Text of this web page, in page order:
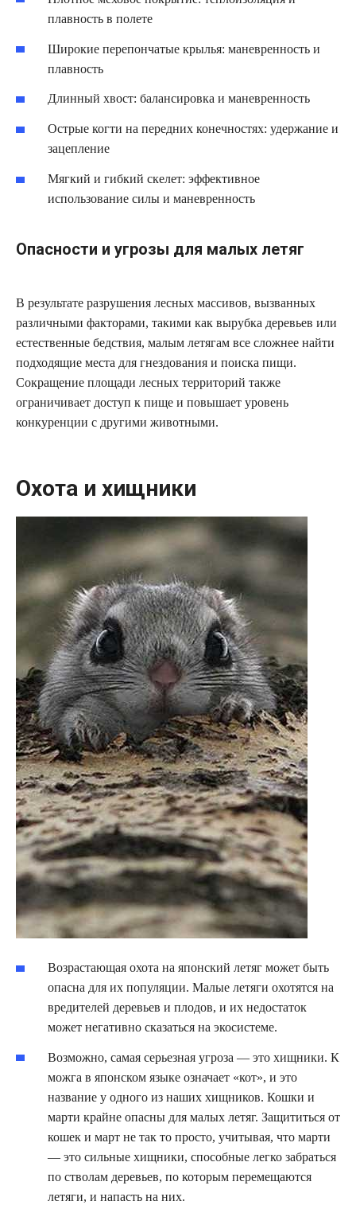
плавность в полете
Широкие перепончатые крылья: маневренность и
плавность
Длинный хвост: балансировка и маневренность
Острые когти на передних конечностях: удержание и
зацепление
Мягкий и гибкий скелет: эффективное
использование силы и маневренность
Опасности и угрозы для малых летяг
В результате разрушения лесных массивов, вызванных
различными факторами, такими как вырубка деревьев или
естественные бедствия, малым летягам все сложнее найти
подходящие места для гнездования и поиска пищи.
Сокращение площади лесных территорий также
ограничивает доступ к пище и повышает уровень
конкуренции с другими животными.
Охота и хищники
Возрастающая охота на японский летяг может быть
опасна для их популяции. Малые летяги охотятся на
вредителей деревьев и плодов, и их недостаток
может негативно сказаться на экосистеме.
Возможно, самая серьезная угроза — это хищники. К
можга в японском языке означает «кот», и это
название у одного из наших хищников. Кошки и
марти крайне опасны для малых летяг. Защититься от
кошек и март не так то просто, учитывая, что марти
— это сильные хищники, способные легко забраться
по стволам деревьев, по которым перемещаются
летяги, и напасть на них.